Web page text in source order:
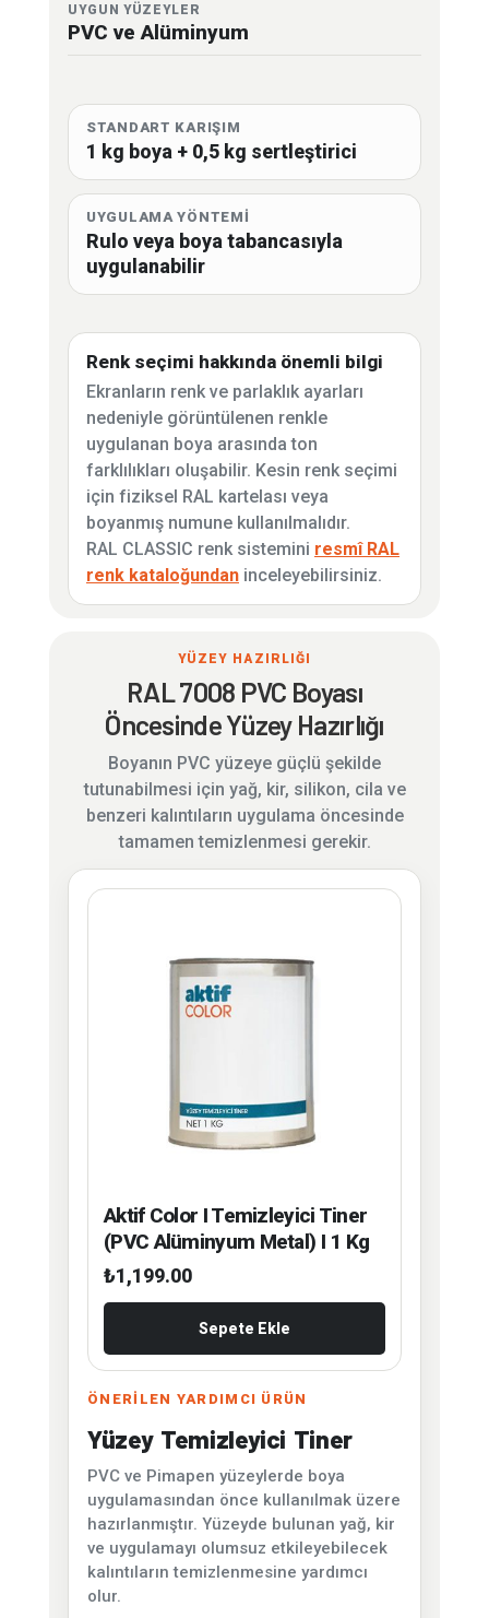
UYGUN YÜZEYLER
PVC ve Alüminyum
STANDART KARIŞIM
1 kg boya + 0,5 kg sertleştirici
UYGULAMA YÖNTEMİ
Rulo veya boya tabancasıyla
uygulanabilir
Renk seçimi hakkında önemli bilgi
Ekranların renk ve parlaklık ayarları
nedeniyle görüntülenen renkle
uygulanan boya arasında ton
farklılıkları oluşabilir. Kesin renk seçimi
için fiziksel RAL kartelası veya
boyanmış numune kullanılmalıdır.
RAL CLASSIC renk sistemini resmî RAL
renk kataloğundan inceleyebilirsiniz.
YÜZEY HAZIRLIĞI
RAL 7008 PVC Boyası
Öncesinde Yüzey Hazırlığı
Boyanın PVC yüzeye güçlü şekilde
tutunabilmesi için yağ, kir, silikon, cila ve
benzeri kalıntıların uygulama öncesinde
tamamen temizlenmesi gerekir.
Aktif Color I Temizleyici Tiner
(PVC Alüminyum Metal) I 1 Kg
₺1,199.00
Sepete Ekle
ÖNERİLEN YARDIMCI ÜRÜN
Yüzey Temizleyici Tiner
PVC ve Pimapen yüzeylerde boya
uygulamasından önce kullanılmak üzere
hazırlanmıştır. Yüzeyde bulunan yağ, kir
ve uygulamayı olumsuz etkileyebilecek
kalıntıların temizlenmesine yardımcı
olur.